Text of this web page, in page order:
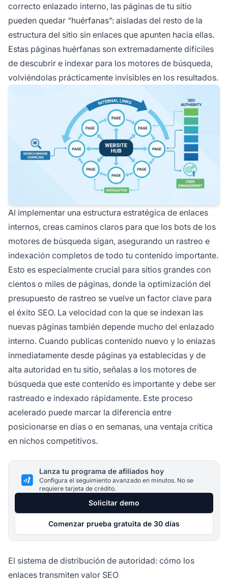
correcto enlazado interno, las páginas de tu sitio
pueden quedar “huérfanas”: aisladas del resto de la
estructura del sitio sin enlaces que apunten hacia ellas.
Estas páginas huérfanas son extremadamente difíciles
de descubrir e indexar para los motores de búsqueda,
volviéndolas prácticamente invisibles en los resultados.
Al implementar una estructura estratégica de enlaces
internos, creas caminos claros para que los bots de los
motores de búsqueda sigan, asegurando un rastreo e
indexación completos de todo tu contenido importante.
Esto es especialmente crucial para sitios grandes con
cientos o miles de páginas, donde la optimización del
presupuesto de rastreo se vuelve un factor clave para
el éxito SEO. La velocidad con la que se indexan las
nuevas páginas también depende mucho del enlazado
interno. Cuando publicas contenido nuevo y lo enlazas
inmediatamente desde páginas ya establecidas y de
alta autoridad en tu sitio, señalas a los motores de
búsqueda que este contenido es importante y debe ser
rastreado e indexado rápidamente. Este proceso
acelerado puede marcar la diferencia entre
posicionarse en días o en semanas, una ventaja crítica
en nichos competitivos.
Lanza tu programa de afiliados hoy
Configura el seguimiento avanzado en minutos. No se
requiere tarjeta de crédito.
Solicitar demo
Comenzar prueba gratuita de 30 días
El sistema de distribución de autoridad: cómo los
enlaces transmiten valor SEO